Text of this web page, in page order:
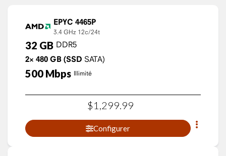
EPYC 4465P
3.4 GHz 12c/24t
32 GB DDR5
2× 480 GB (SSD SATA)
500 Mbps Illimité
$1,299.99
Configurer